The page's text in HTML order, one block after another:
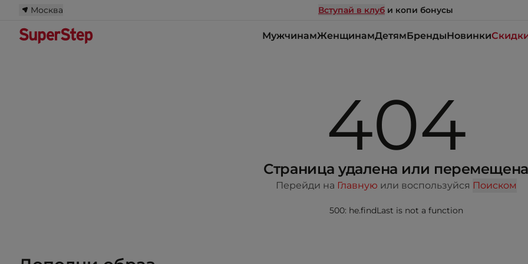
Москва Вступай в клуб и копи бонусы
МужчинамЖенщинамДетямБрендыНовинки
404
Страница удалена или перемещена
Перейди на Главную или воспользуйся Поиском
500: he.findLast is not a function